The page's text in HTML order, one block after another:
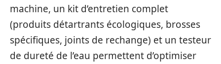
machine, un kit d’entretien complet
(produits détartrants écologiques, brosses
spécifiques, joints de rechange) et un testeur
de dureté de l’eau permettent d’optimiser